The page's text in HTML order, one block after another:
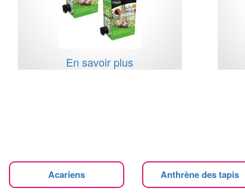
En savoir plus
Acariens Anthrène des tapis